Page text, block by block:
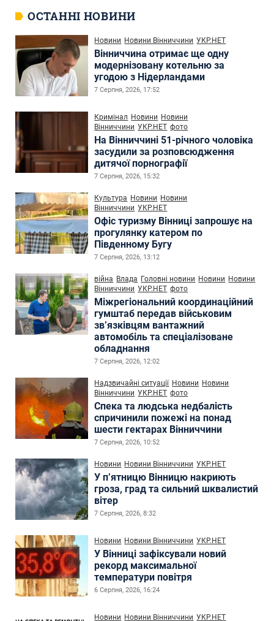
ОСТАННІ НОВИНИ
Новини Новини Вінниччини УКР.НЕТ
Вінниччина отримає ще одну
модернізовану котельню за
угодою з Нідерландами
7 Серпня, 2026, 17:52
Кримінал Новини Новини
Вінниччини УКР.НЕТ фото
На Вінниччині 51-річного чоловіка
засудили за розповсюдження
дитячої порнографії
7 Серпня, 2026, 15:32
Культура Новини Новини
Вінниччини УКР.НЕТ
Офіс туризму Вінниці запрошує на
прогулянку катером по
Південному Бугу
7 Серпня, 2026, 13:12
війна Влада Головні новини Новини Новини
Вінниччини УКР.НЕТ фото
Міжрегіональний координаційний
гумштаб передав військовим
зв’язківцям вантажний
автомобіль та спеціалізоване
обладнання
7 Серпня, 2026, 12:02
Надзвичайні ситуації Новини Новини
Вінниччини УКР.НЕТ фото
Спека та людська недбалість
спричинили пожежі на понад
шести гектарах Вінниччини
7 Серпня, 2026, 10:52
Новини Новини Вінниччини УКР.НЕТ
У п’ятницю Вінницю накриють
гроза, град та сильний шквалистий
вітер
7 Серпня, 2026, 8:32
Новини Новини Вінниччини УКР.НЕТ
У Вінниці зафіксували новий
рекорд максимальної
температури повітря
6 Серпня, 2026, 16:24
Новини Новини Вінниччини УКР.НЕТ